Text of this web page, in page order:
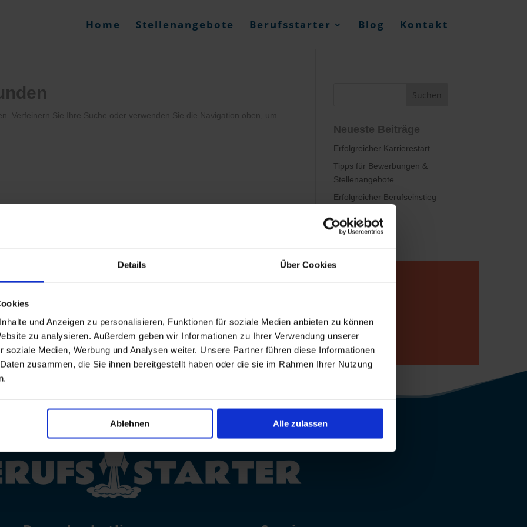
Details Über Cookies
und Anzeigen zu personalisieren, Funktionen für soziale Medien anbieten zu können
zu analysieren. Außerdem geben wir Informationen zu Ihrer Verwendung unserer
soziale Medien, Werbung und Analysen weiter. Unsere Partner führen diese Informationen
zusammen, die Sie ihnen bereitgestellt haben oder die sie im Rahmen Ihrer Nutzung
Ablehnen Alle zulassen
Home Stellenangebote Berufsstarter Blog Kontakt
Verfeinern Sie Ihre Suche oder verwenden Sie die Navigation oben, um
Neueste Beiträge
Erfolgreicher Karrierestart
Tipps für Bewerbungen &
Stellenangebote
Erfolgreicher Berufseinstieg
 7008822